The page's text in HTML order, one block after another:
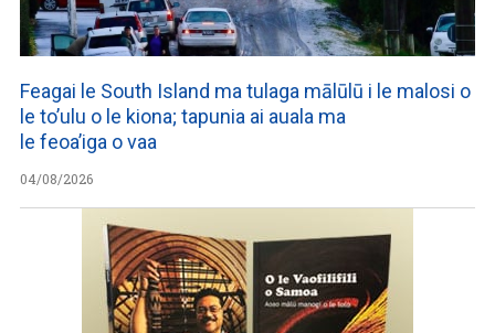
Feagai le South Island ma tulaga mālūlū i le malosi o
le to’ulu o le kiona; tapunia ai auala ma
le feoa’iga o vaa
04/08/2026